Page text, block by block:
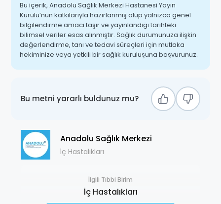
Bu içerik, Anadolu Sağlık Merkezi Hastanesi Yayın
Kurulu’nun katkılarıyla hazırlanmış olup yalnızca genel
bilgilendirme amacı taşır ve yayınlandığı tarihteki
bilimsel veriler esas alınmıştır. Sağlık durumunuza ilişkin
değerlendirme, tanı ve tedavi süreçleri için mutlaka
hekiminize veya yetkili bir sağlık kuruluşuna başvurunuz.
Bu metni yararlı buldunuz mu?
Anadolu Sağlık Merkezi
İç Hastalıkları
İlgili Tıbbi Birim
İç Hastalıkları